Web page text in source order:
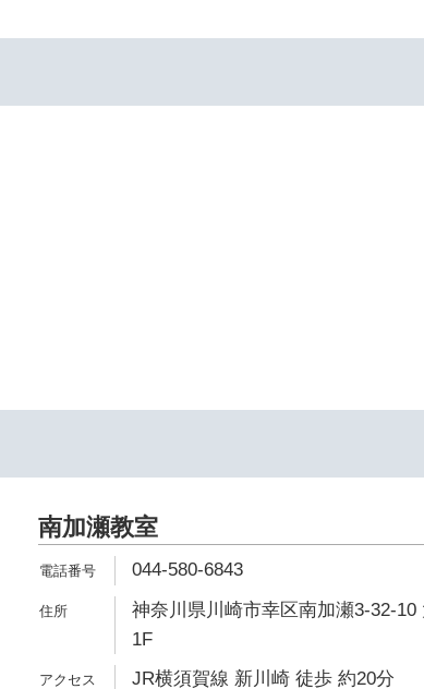
南加瀬教室
044-580-6843
神奈川県川崎市幸区南加瀬3-32-10
1F
JR横須賀線 新川崎 徒歩 約20分